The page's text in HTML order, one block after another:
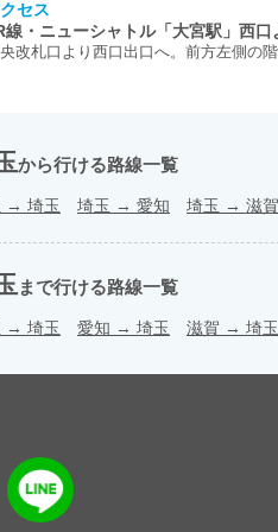
セス
線・ニューシャトル「大宮駅」西口
改札口より西口出口へ。前方左側の
から行ける路線一覧
→ 埼玉 埼玉 → 愛知 埼玉 → 滋賀
まで行ける路線一覧
→ 埼玉 愛知 → 埼玉 滋賀 → 埼玉